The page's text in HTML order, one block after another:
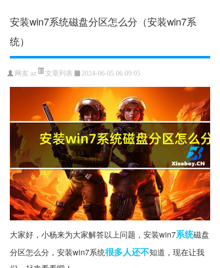
安装win7系统磁盘分区怎么分（安装win7系
统）
网友:az 文章列表 2024-06-05 06:09:05
大家好，小杨来为大家解答以上问题，安装win7系统磁盘
分区怎么分，安装win7系统很多人还不知道，现在让我